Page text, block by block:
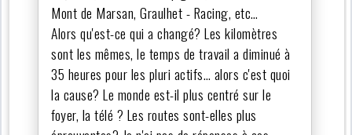
Mont de Marsan, Graulhet - Racing, etc…
Alors qu'est-ce qui a changé? Les kilomètres
sont les mêmes, le temps de travail a diminué à
35 heures pour les pluri actifs… alors c'est quoi
la cause? Le monde est-il plus centré sur le
foyer, la télé ? Les routes sont-elles plus